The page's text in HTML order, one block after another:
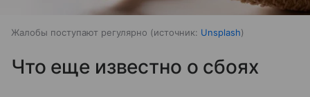
Жалобы поступают регулярно источник: Unsplash
Что еще известно о сбоях